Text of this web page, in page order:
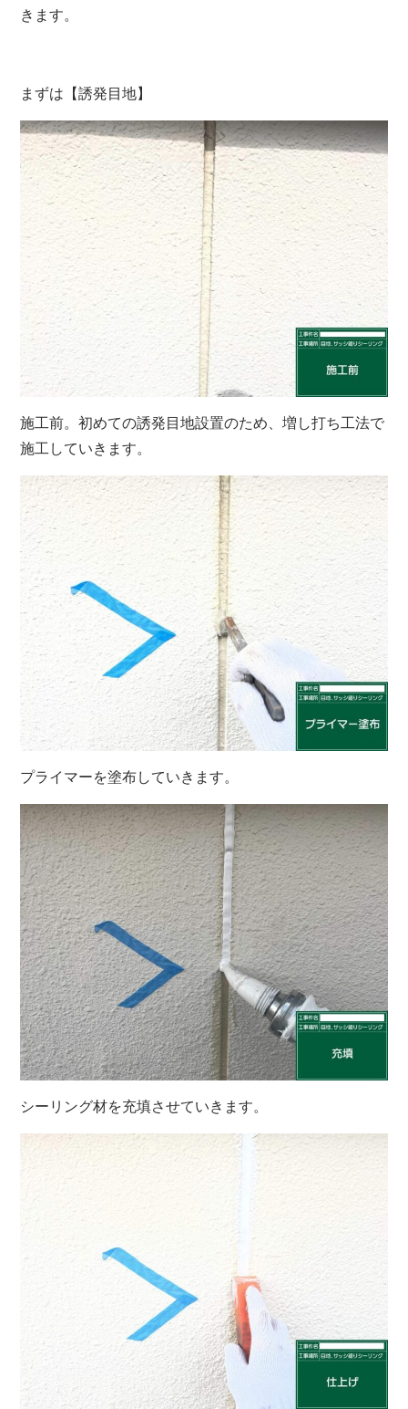
きます。
まずは【誘発目地】
施工前。初めての誘発目地設置のため、増し打ち工法で
施工していきます。
プライマーを塗布していきます。
シーリング材を充填させていきます。